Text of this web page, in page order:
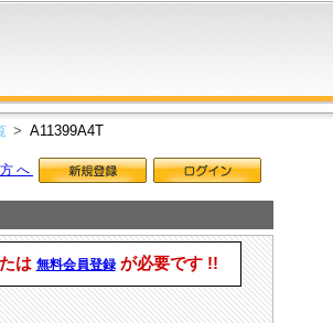
A11399A4T
へ
は 無料会員登録が必要です !!